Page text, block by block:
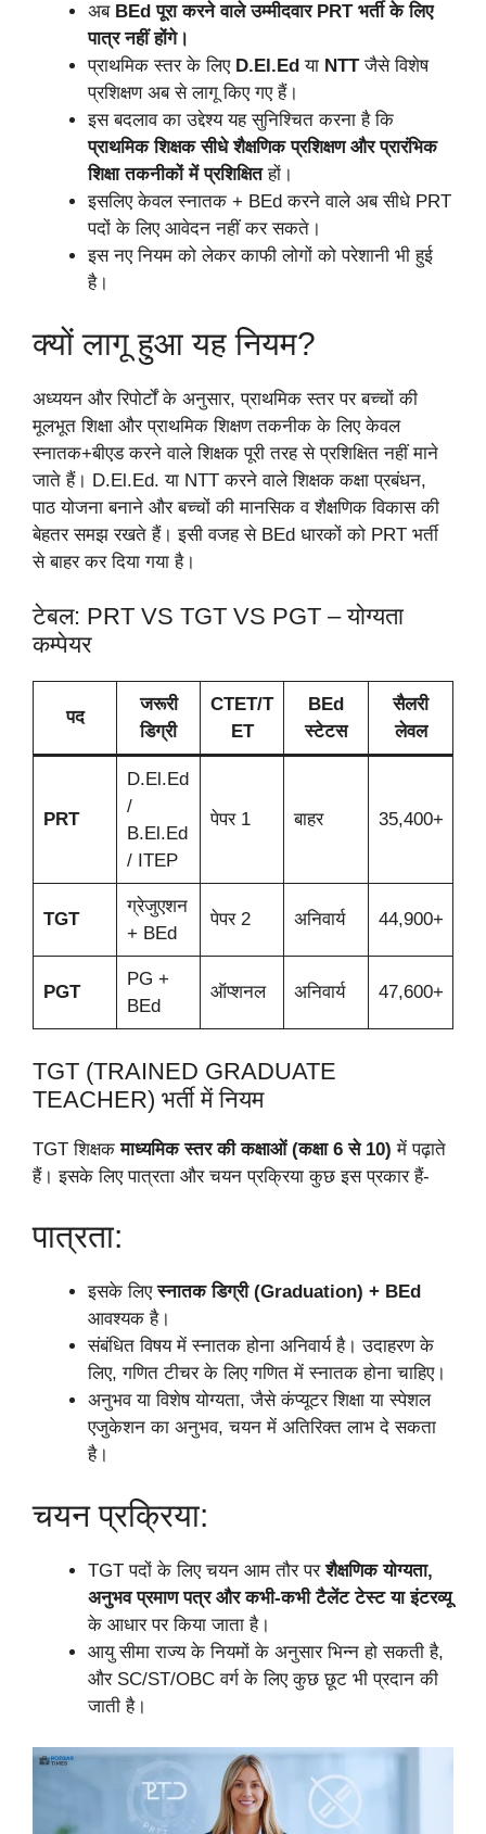
अब BEd पूरा करने वाले उम्मीदवार PRT भर्ती के लिए
पात्र नहीं होंगे।
प्राथमिक स्तर के लिए D.El.Ed या NTTजैसे विशेष
प्रशिक्षण अब से लागू किए गए हैं।
इस बदलाव का उद्देश्य यह सुनिश्चित करना है कि
प्राथमिक शिक्षक सीधे शैक्षणिक प्रशिक्षण और प्रारंभिक
शिक्षा तकनीकों में प्रशिक्षितहों।
इसलिए केवल स्नातक + BEd करने वाले अब सीधे PRT
पदों के लिए आवेदन नहीं कर सकते।
इस नए नियम को लेकर काफी लोगों को परेशानी भी हुई
है।
क्यों लागू हुआ यह नियम?
अध्ययन और रिपोर्टों के अनुसार, प्राथमिक स्तर पर बच्चों की
मूलभूत शिक्षा और प्राथमिक शिक्षण तकनीक के लिए केवल
स्नातक+बीएड करने वाले शिक्षक पूरी तरह से प्रशिक्षित नहीं माने
जाते हैं। D.El.Ed. या NTT करने वाले शिक्षक कक्षा प्रबंधन,
पाठ योजना बनाने और बच्चों की मानसिक व शैक्षणिक विकास की
बेहतर समझ रखते हैं। इसी वजह से BEd धारकों को PRT भर्ती
से बाहर कर दिया गया है।
टेबल: PRT VS TGT VS PGT – योग्यता
कम्पेयर
पद
जरूरी
डिग्री
CTET/T
ET
BEd
स्टेटस
सैलरी
लेवल
PRT
D.El.Ed
/
B.El.Ed
/ ITEP
पेपर 1 बाहर 35,400+
TGT
ग्रेजुएशन
+ BEd
पेपर 2 अनिवार्य 44,900+
PGT
PG +
BEd
ऑप्शनल अनिवार्य 47,600+
TGT (TRAINED GRADUATE
TEACHER) भर्ती में नियम
TGT शिक्षकमाध्यमिक स्तर की कक्षाओं (कक्षा 6 से 10) में पढ़ाते
हैं। इसके लिए पात्रता और चयन प्रक्रिया कुछ इस प्रकार हैं-
पात्रता:
इसके लिएस्नातक डिग्री (Graduation) + BEd
आवश्यक है।
संबंधित विषय में स्नातक होना अनिवार्य है। उदाहरण के
लिए, गणित टीचर के लिए गणित में स्नातक होना चाहिए।
अनुभव या विशेष योग्यता, जैसे कंप्यूटर शिक्षा या स्पेशल
एजुकेशन का अनुभव, चयन में अतिरिक्त लाभ दे सकता
है।
चयन प्रक्रिया:
TGT पदों के लिए चयन आम तौर परशैक्षणिक योग्यता,
अनुभव प्रमाण पत्र और कभी-कभी टैलेंट टेस्ट या इंटरव्यू
के आधार पर किया जाता है।
आयु सीमा राज्य के नियमों के अनुसार भिन्न हो सकती है,
और SC/ST/OBC वर्ग के लिए कुछ छूट भी प्रदान की
जाती है।